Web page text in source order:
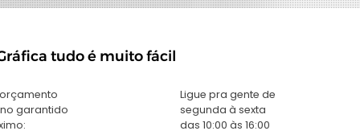
tudo é muito fácil
garantido
Ligue pra gente de
segunda à sexta
das 10:00 às 16:00